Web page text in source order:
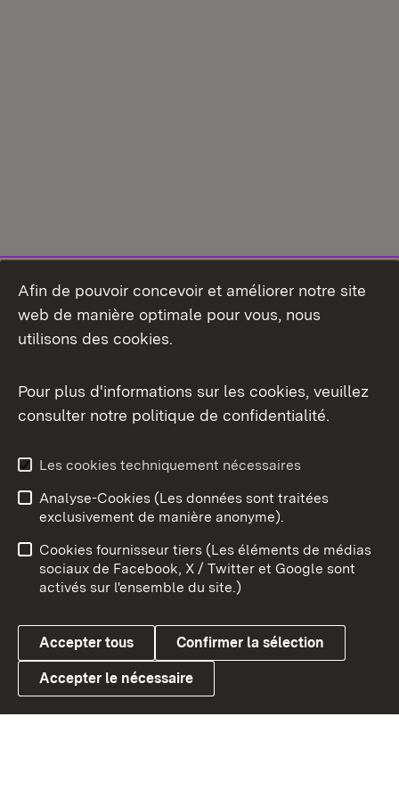
Aperçu des thèmes
Link zum Landesportal
Conseils d'utilisation
Confidentialité
Cookies
Afin de pouvoir concevoir et améliorer notre site
web de manière optimale pour vous, nous
utilisons des cookies.
Pour plus d'informations sur les cookies, veuillez
consulter notre politique de confidentialité.
Les cookies techniquement nécessaires
Analyse-Cookies (Les données sont traitées
exclusivement de manière anonyme).
Cookies fournisseur tiers (Les éléments de médias
sociaux de Facebook, X / Twitter et Google sont
activés sur l'ensemble du site.)
Accepter tous Confirmer la sélection
Accepter le nécessaire